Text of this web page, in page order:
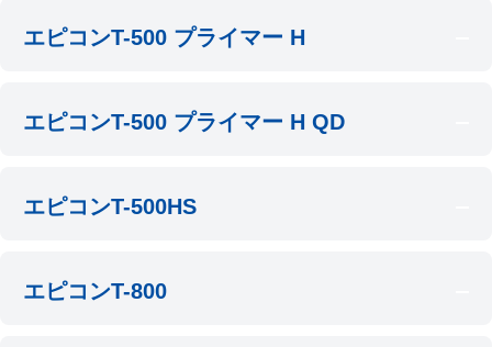
エピコンT-500 プライマー H
エピコンT-500 プライマー H QD
エピコンT-500HS
エピコンT-800